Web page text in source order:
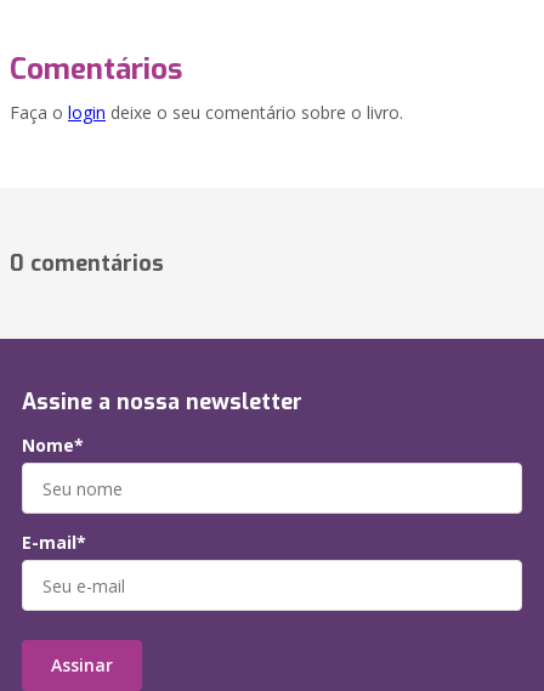
Comentários
Faça o login deixe o seu comentário sobre o livro.
0 comentários
Assine a nossa newsletter
Nome*
E-mail*
Assinar